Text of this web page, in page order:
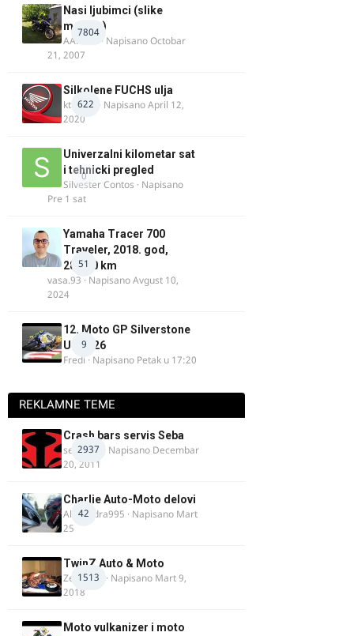
7804
Nasi ljubimci (slike
motora)
AArnold · NapisanoOctobar
21, 2007
622
Silkolene FUCHS ulja
ktm600 · NapisanoApril 12,
2020
0
Univerzalni kilometar sat
i tehnicki pregled
Silvester Contos · Napisano
Pre 1 sat
51
Yamaha Tracer 700
Traveler, 2018. god,
28.100 km
vasa.93 · NapisanoAvgust 10,
2024
9
12. Moto GP Silverstone
UK 2026
Fredi · Napisano Petak u 17:20
REKLAMNE TEME
2937
Crash bars servis Seba
seba011 · Napisano Decembar
20, 2011
42
Charlie Auto-Moto delovi
Alexandra995 · Napisano Mart
25
1513
TwinZ Auto & Moto
Zeljkamp · Napisano Mart 9,
2018
Moto vulkanizer i moto